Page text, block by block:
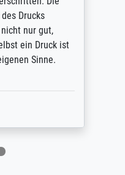
Drucks
nur gut,
ein Druck ist
Sinne.